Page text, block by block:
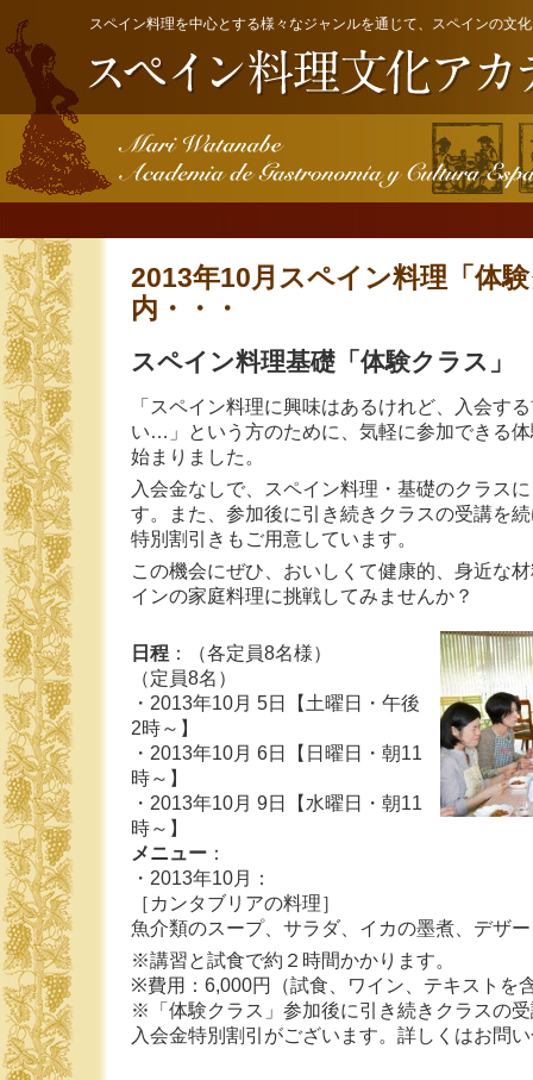
スペイン料理を中心とする様々なジャンルを通じて、スペインの文
2013年10月スペイン料理「体
内・・・
スペイン料理基礎「体験クラス
「スペイン料理に興味はあるけれど、入会す
い…」という方のために、気軽に参加できる
始まりました。
入会金なしで、スペイン料理・基礎のクラス
す。また、参加後に引き続きクラスの受講を
特別割引きもご用意しています。
この機会にぜひ、おいしくて健康的、身近な
インの家庭料理に挑戦してみませんか？
日程 ：（各定員8名様）
（定員8名）
・2013年10月 5日【土曜日・午後
2時～】
・2013年10月 6日【日曜日・朝11
時～】
・2013年10月 9日【水曜日・朝11
時～】
メニュー ：
・2013年10月：
［カンタブリアの料理］
魚介類のスープ、サラダ、イカの墨煮、デザ
※講習と試食で約２時間かかります。
※費用：6,000円（試食、ワイン、テキストを
※「体験クラス」参加後に引き続きクラスの
入会金特別割引がございます。詳しくはお問